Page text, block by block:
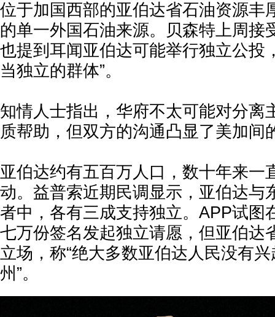
位于加国西部的亚伯达省石油资源丰
的单一外国石油来源。贝森特上周接
也提到耳闻亚伯达可能举行独立公投
当独立的群体”。
知情人士指出，华府不太可能对分离
质帮助，但双方的沟通凸显了美加间
亚伯达约有五百万人口，数十年来一
动。益普索近期民调显示，亚伯达与
者中，各有三成支持独立。APP试图
七万份签名发起独立请愿，但亚伯达
立场，称“绝大多数亚伯达人民没有
州”。